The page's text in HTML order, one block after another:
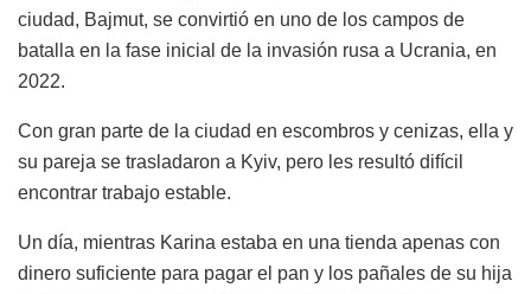
ciudad, Bajmut, se convirtió en uno de los campos de
batalla en la fase inicial de la invasión rusa a Ucrania, en
2022.
Con gran parte de la ciudad en escombros y cenizas, ella y
su pareja se trasladaron a Kyiv, pero les resultó difícil
encontrar trabajo estable.
Un día, mientras Karina estaba en una tienda apenas con
dinero suficiente para pagar el pan y los pañales de su hija